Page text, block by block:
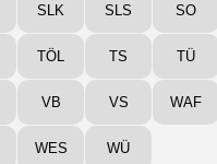
SLK SLS SO
TÖL TS TÜ
VB VS WAF
WES WÜ